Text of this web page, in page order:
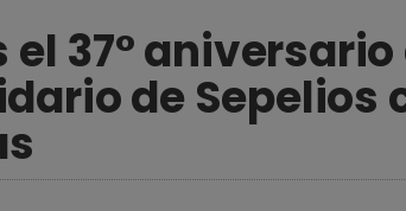
37° aniversario
de Sepelios